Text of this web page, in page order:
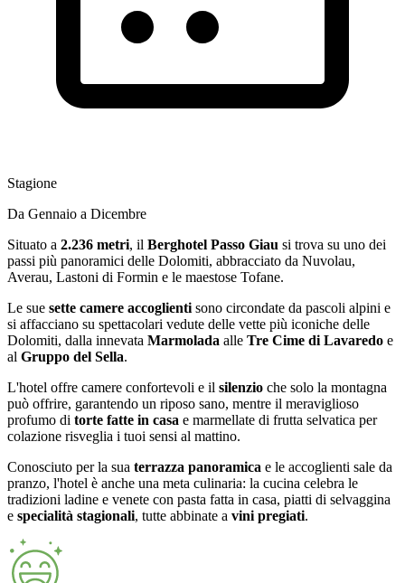
Stagione
Da Gennaio a Dicembre
Situato a 2.236 metri, il Berghotel Passo Giau si trova su uno dei
passi più panoramici delle Dolomiti, abbracciato da Nuvolau,
Averau, Lastoni di Formin e le maestose Tofane.
Le sue sette camere accoglienti sono circondate da pascoli alpini e
si affacciano su spettacolari vedute delle vette più iconiche delle
Dolomiti, dalla innevata Marmolada alle Tre Cime di Lavaredo e
al Gruppo del Sella.
L'hotel offre camere confortevoli e il silenzio che solo la montagna
può offrire, garantendo un riposo sano, mentre il meraviglioso
profumo di torte fatte in casa e marmellate di frutta selvatica per
colazione risveglia i tuoi sensi al mattino.
Conosciuto per la sua terrazza panoramica e le accoglienti sale da
pranzo, l'hotel è anche una meta culinaria: la cucina celebra le
tradizioni ladine e venete con pasta fatta in casa, piatti di selvaggina
e specialità stagionali, tutte abbinate a vini pregiati.